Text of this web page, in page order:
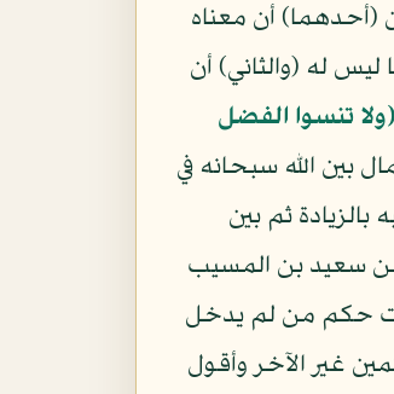
(أحدهما) أن معناه
له (والثاني) أن
﴿ولا تنسوا الفضل
بين الله سبحانه في
ثم بين
سعيد بن المسيب
حكم من لم يدخل
غير الآخر وأقول